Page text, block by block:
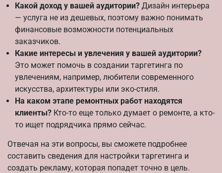
Какой доход у вашей аудитории? Дизайн интерьера
— услуга не из дешевых, поэтому важно понимать
финансовые возможности потенциальных
заказчиков.
Какие интересы и увлечения у вашей аудитории?
Это может помочь в создании таргетинга по
увлечениям, например, любители современного
искусства, архитектуры или эко-стиля.
На каком этапе ремонтных работ находятся
клиенты? Кто-то еще только думает о ремонте, а кто-
то ищет подрядчика прямо сейчас.
Отвечая на эти вопросы, вы сможете подробнее
составить сведения для настройки таргетинга и
создать рекламу, которая попадет точно в цель.